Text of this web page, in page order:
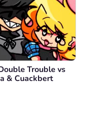
Trouble vs
& Cuackbert